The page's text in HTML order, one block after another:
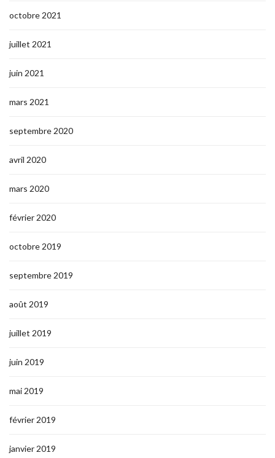
octobre 2021
juillet 2021
juin 2021
mars 2021
septembre 2020
avril 2020
mars 2020
février 2020
octobre 2019
septembre 2019
août 2019
juillet 2019
juin 2019
mai 2019
février 2019
janvier 2019